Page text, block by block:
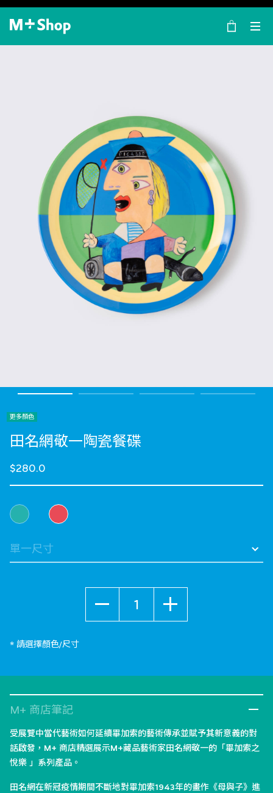
×
M+ Shop
更多顏色
田名網敬一陶瓷餐碟
$280.0
選擇 顏色
* 請選擇顏色/尺寸
M+ 商店筆記
受展覽中當代藝術如何延續畢加索的藝術傳承並賦予其新意義的對
話啟發，M+ 商店精選展示M+藏品藝術家田名網敬一的「畢加索之
悅樂 」系列產品。
田名網在新冠疫情期間不斷地對畢加索1943年的畫作《母與子》進